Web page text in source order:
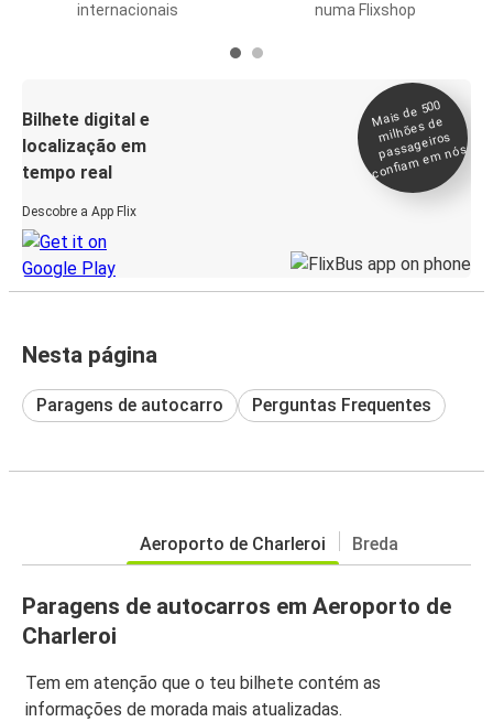
internacionais
numa Flixshop
Bilhete digital e
localização em
tempo real
Descobre a App Flix
Mais de 500
milhões de
passageiros
confia
m e
m nós
Nesta página
Paragens de autocarro Perguntas Frequentes
Aeroporto de Charleroi Breda
Paragens de autocarros em Aeroporto de
Charleroi
Tem em atenção que o teu bilhete contém as
informações de morada mais atualizadas.